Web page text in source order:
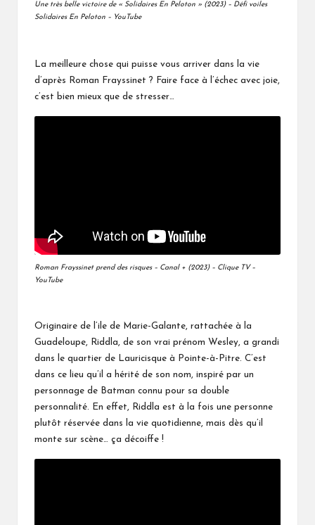
Une très belle victoire de « Solidaires En Peloton » (2023) – Défi voiles
Solidaires En Peloton – YouTube
La meilleure chose qui puisse vous arriver dans la vie
d’après Roman Frayssinet ? Faire face à l’échec avec joie,
c’est bien mieux que de stresser…
Roman Frayssinet prend des risques – Canal + (2023) – Clique TV –
YouTube
Originaire de l’ile de Marie-Galante, rattachée à la
Guadeloupe,
Riddla, de son vrai prénom Wesley, a grandi
dans le quartier de Lauricisque à Pointe-à-Pitre. C’est
dans ce lieu qu’il a hérité de son nom, inspiré par un
personnage de Batman connu pour sa double
personnalité. En effet, Riddla est à la fois une personne
plutôt réservée dans la vie quotidienne, mais dès qu’il
monte sur scène… ça décoiffe !